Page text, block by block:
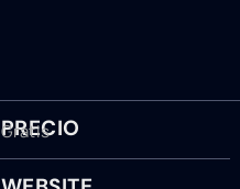
PRECIO
Gratis